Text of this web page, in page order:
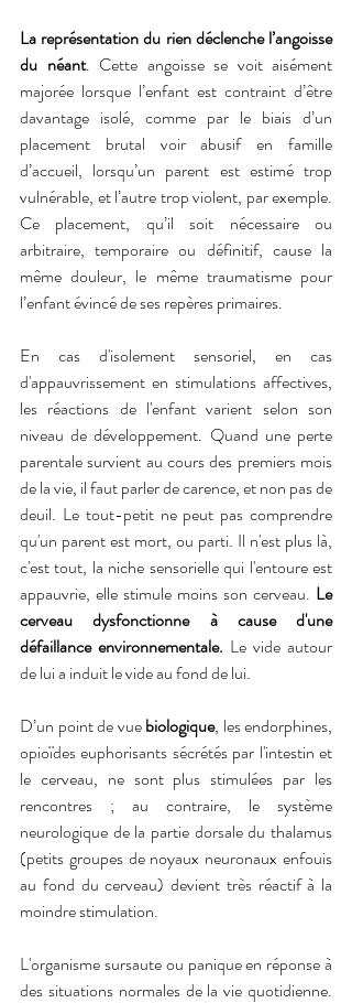
La représentation du rien déclenche l’angoisse
du néant. Cette angoisse se voit aisément
majorée lorsque l’enfant est contraint d’être
davantage isolé, comme par le biais d’un
placement brutal voir abusif en famille
d’accueil, lorsqu’un parent est estimé trop
vulnérable, et l’autre trop violent, par exemple.
Ce placement, qu’il soit nécessaire ou
arbitraire, temporaire ou définitif, cause la
même douleur, le même traumatisme pour
l’enfant évincé de ses repères primaires.
En cas d'isolement sensoriel, en cas
d'appauvrissement en stimulations affectives,
les réactions de l'enfant varient selon son
niveau de développement. Quand une perte
parentale survient au cours des premiers mois
de la vie, il faut parler de carence, et non pas de
deuil. Le tout-petit ne peut pas comprendre
qu'un parent est mort, ou parti. Il n'est plus là,
c'est tout, la niche sensorielle qui l'entoure est
appauvrie, elle stimule moins son cerveau. Le
cerveau dysfonctionne à cause d'une
défaillance environnementale. Le vide autour
de lui a induit le vide au fond de lui.
D’un point de vue biologique, les endorphines,
opioïdes euphorisants sécrétés par l'intestin et
le cerveau, ne sont plus stimulées par les
rencontres ; au contraire, le système
neurologique de la partie dorsale du thalamus
(petits groupes de noyaux neuronaux enfouis
au fond du cerveau) devient très réactif à la
moindre stimulation.
L'organisme sursaute ou panique en réponse à